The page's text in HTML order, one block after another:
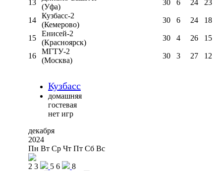
13
(Уфа)
30 6 24 23
14
Кузбасс-2
(Кемерово)
30 6 24 18
15
Енисей-2
(Красноярск)
30 4 26 15
16
МГТУ-2
(Москва)
30 3 27 12
Кузбасс
домашняя
гостевая
нет игр
декабря
2024
Пн Вт Ср Чт Пт Сб Вс
2 3 5 6
8